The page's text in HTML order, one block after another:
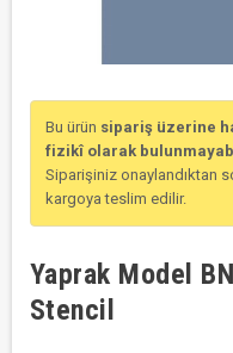
Bu ürün sipariş üzerine
fizikî olarak
Siparişiniz onaylandıktan
kargoya teslim edilir.
Yaprak Model
Stencil